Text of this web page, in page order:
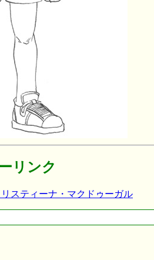
リンク
スティーナ・マクドゥーガル